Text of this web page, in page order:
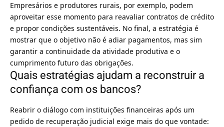
Empresários e produtores rurais, por exemplo, podem
aproveitar esse momento para reavaliar contratos de crédito
e propor condições sustentáveis. No final, a estratégia é
mostrar que o objetivo não é adiar pagamentos, mas sim
garantir a continuidade da atividade produtiva e o
cumprimento futuro das obrigações.
Quais estratégias ajudam a reconstruir a
confiança com os bancos?
Reabrir o diálogo com instituições financeiras após um
pedido de recuperação judicial exige mais do que vontade: